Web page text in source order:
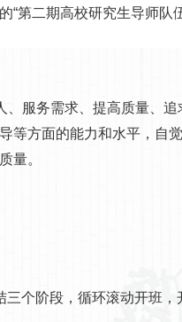
第二期高校研究生导师队
服务需求、提高质量、
等方面的能力和水平，自
量。
个阶段，循环滚动开班